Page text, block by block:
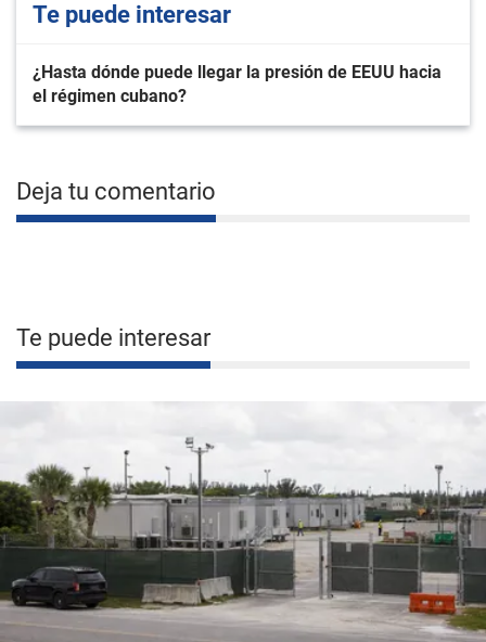
Te puede interesar
¿Hasta dónde puede llegar la presión de EEUU hacia
el régimen cubano?
Deja tu comentario
Te puede interesar